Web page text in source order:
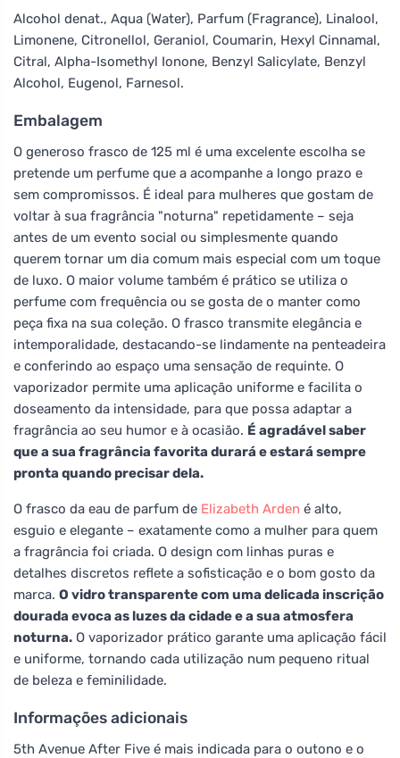
Alcohol denat., Aqua (Water), Parfum (Fragrance), Linalool,
Limonene, Citronellol, Geraniol, Coumarin, Hexyl Cinnamal,
Citral, Alpha-Isomethyl Ionone, Benzyl Salicylate, Benzyl
Alcohol, Eugenol, Farnesol.
Embalagem
O generoso frasco de 125 ml é uma excelente escolha se
pretende um perfume que a acompanhe a longo prazo e
sem compromissos. É ideal para mulheres que gostam de
voltar à sua fragrância "noturna" repetidamente – seja
antes de um evento social ou simplesmente quando
querem tornar um dia comum mais especial com um toque
de luxo. O maior volume também é prático se utiliza o
perfume com frequência ou se gosta de o manter como
peça fixa na sua coleção. O frasco transmite elegância e
intemporalidade, destacando-se lindamente na penteadeira
e conferindo ao espaço uma sensação de requinte. O
vaporizador permite uma aplicação uniforme e facilita o
doseamento da intensidade, para que possa adaptar a
fragrância ao seu humor e à ocasião. É agradável saber
que a sua fragrância favorita durará e estará sempre
pronta quando precisar dela.
O frasco da eau de parfum de Elizabeth Arden é alto,
esguio e elegante – exatamente como a mulher para quem
a fragrância foi criada. O design com linhas puras e
detalhes discretos reflete a sofisticação e o bom gosto da
marca. O vidro transparente com uma delicada inscrição
dourada evoca as luzes da cidade e a sua atmosfera
noturna. O vaporizador prático garante uma aplicação fácil
e uniforme, tornando cada utilização num pequeno ritual
de beleza e feminilidade.
Informações adicionais
5th Avenue After Five é mais indicada para o outono e o